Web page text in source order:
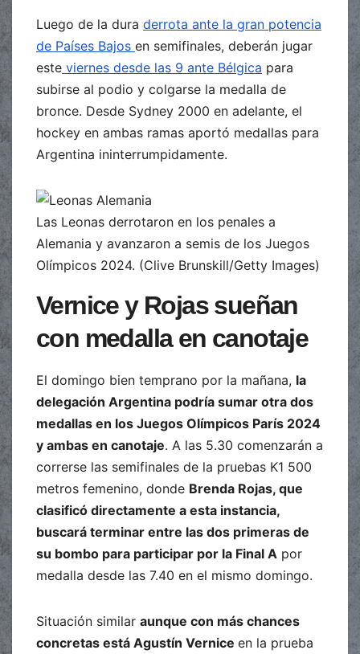
Luego de la dura derrota ante la gran potencia
de Países Bajos en semifinales, deberán jugar
este viernes desde las 9 ante Bélgica para
subirse al podio y colgarse la medalla de
bronce. Desde Sydney 2000 en adelante, el
hockey en ambas ramas aportó medallas para
Argentina ininterrumpidamente.
Las Leonas derrotaron en los penales a
Alemania y avanzaron a semis de los Juegos
Olímpicos 2024. (Clive Brunskill/Getty Images)
Vernice y Rojas sueñan
con medalla en canotaje
El domingo bien temprano por la mañana, la
delegación Argentina podría sumar otra dos
medallas en los Juegos Olímpicos París 2024
y ambas en canotaje. A las 5.30 comenzarán a
correrse las semifinales de la pruebas K1 500
metros femenino, donde Brenda Rojas, que
clasificó directamente a esta instancia,
buscará terminar entre las dos primeras de
su bombo para participar por la Final A por
medalla desde las 7.40 en el mismo domingo.
Situación similar aunque con más chances
concretas está Agustín Vernice en la prueba